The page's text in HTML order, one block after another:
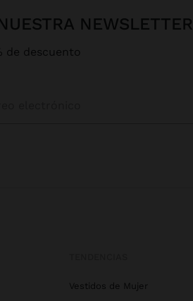
NUESTRA NEWSLETTER
de descuento
Vestidos de Mujer